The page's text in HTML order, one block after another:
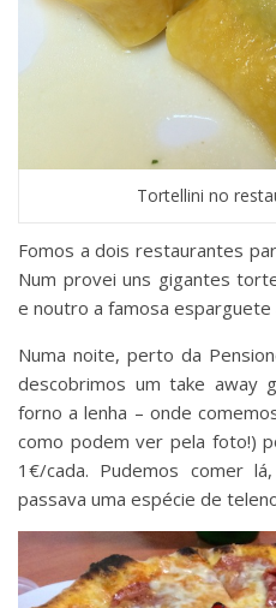
Tortellini no
Fomos a dois restaurantes
Num provei uns gigantes
e noutro a famosa esparguete
Numa noite, perto da
descobrimos um take away
forno a lenha – onde
como podem ver pela foto!)
1€/cada. Pudemos comer
passava uma espécie de